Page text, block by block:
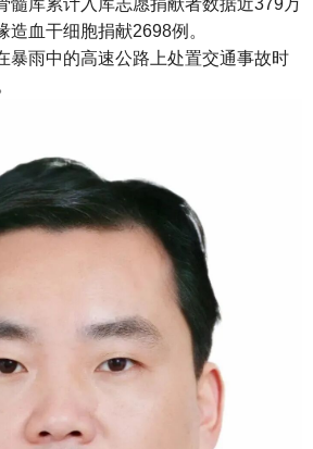
造血干细胞捐献2698例。
雨中的高速公路上处置交通事故时